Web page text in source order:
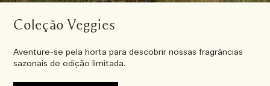
Coleção Veggies
Aventure-se pela horta para descobrir nossas fragrâncias
sazonais de edição limitada.